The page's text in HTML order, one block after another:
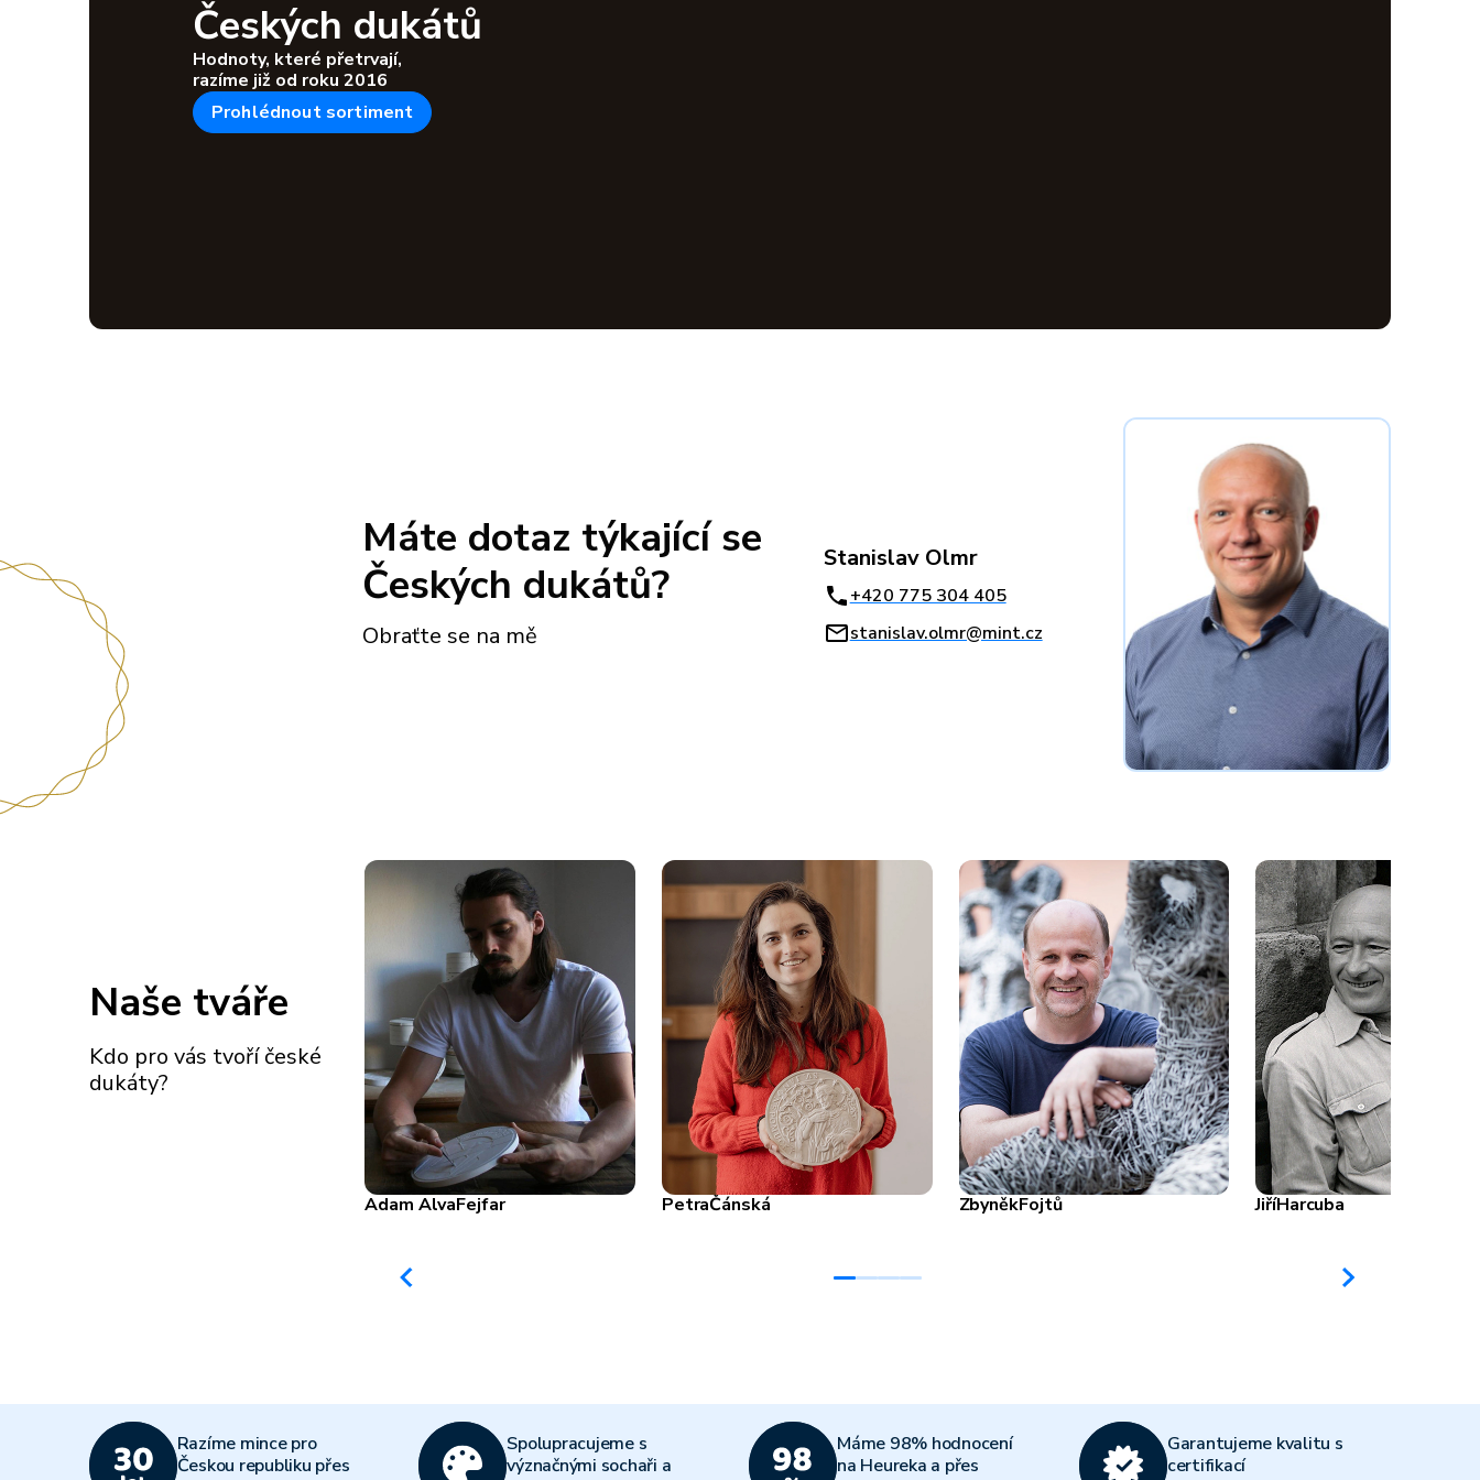
Českých dukátů
Hodnoty, které přetrvají,
razíme již od roku 2016
Prohlédnout sortiment
Máte dotaz týkající se
Českých dukátů?
Obraťte se na mě
Stanislav Olmr
+420 775 304 405
stanislav.olmr@mint.cz
Naše tváře
Kdo pro vás tvoří české
dukáty?
Adam AlvaFejfar PetraČánská ZbyněkFojtů JiříHarcuba
Razíme mince pro
Českou republiku přes
Spolupracujeme s
význačnými sochaři a
Máme 98% hodnocení
na Heureka a přes
Garantujeme kvalitu s
certifikací